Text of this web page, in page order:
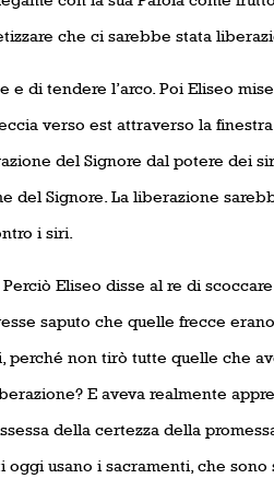
che ci sarebbe stata
di tendere l’arco. Poi Eliseo
verso est attraverso la
del Signore dal potere dei
del Signore. La liberazione
i siri.
Eliseo disse al re di
saputo che quelle frecce
non tirò tutte quelle che
E aveva realmente
della certezza della
usano i sacramenti, che sono